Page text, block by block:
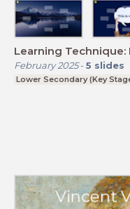
Learning Technique:
February 2025- 5 slides
Lower Secondary (Key